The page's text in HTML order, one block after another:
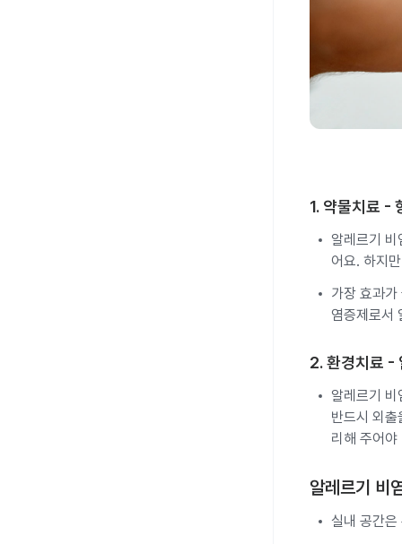
1. 약물치료 -
알레르기
어요. 하지
가장 효과
염증제로서
2. 환경치료 -
알레르기
반드시 외
리해 주어야
알레르기 비
실내 공간